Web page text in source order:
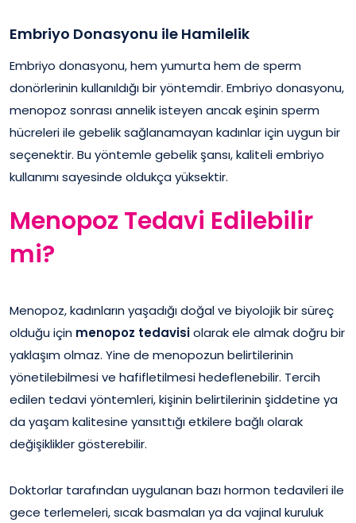
Embriyo Donasyonu ile Hamilelik
Embriyo donasyonu, hem yumurta hem de sperm
donörlerinin kullanıldığı bir yöntemdir. Embriyo donasyonu,
menopoz sonrası annelik isteyen ancak eşinin sperm
hücreleri ile gebelik sağlanamayan kadınlar için uygun bir
seçenektir. Bu yöntemle gebelik şansı, kaliteli embriyo
kullanımı sayesinde oldukça yüksektir.
Menopoz Tedavi Edilebilir
mi?
Menopoz, kadınların yaşadığı doğal ve biyolojik bir süreç
olduğu için menopoz tedavisiolarak ele almak doğru bir
yaklaşım olmaz. Yine de menopozun belirtilerinin
yönetilebilmesi ve hafifletilmesi hedeflenebilir. Tercih
edilen tedavi yöntemleri, kişinin belirtilerinin şiddetine ya
da yaşam kalitesine yansıttığı etkilere bağlı olarak
değişiklikler gösterebilir.
Doktorlar tarafından uygulanan bazı hormon tedavileri ile
gece terlemeleri, sıcak basmaları ya da vajinal kuruluk